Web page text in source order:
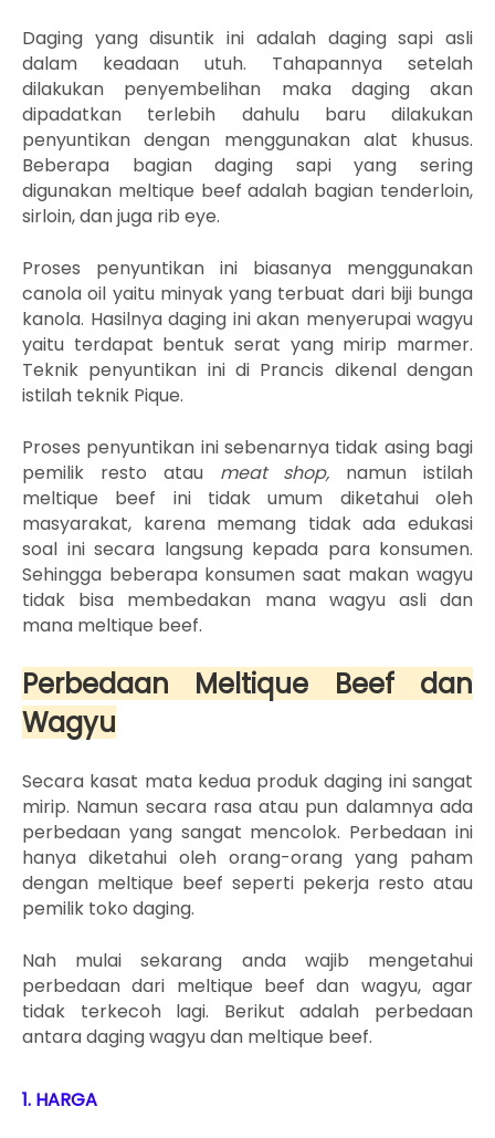
Daging yang disuntik ini adalah daging sapi asli
dalam keadaan utuh. Tahapannya setelah
dilakukan penyembelihan maka daging akan
dipadatkan terlebih dahulu baru dilakukan
penyuntikan dengan menggunakan alat khusus.
Beberapa bagian daging sapi yang sering
digunakan meltique beef adalah bagian tenderloin,
sirloin, dan juga rib eye.
Proses penyuntikan ini biasanya menggunakan
canola oil yaitu minyak yang terbuat dari biji bunga
kanola. Hasilnya daging ini akan menyerupai wagyu
yaitu terdapat bentuk serat yang mirip marmer.
Teknik penyuntikan ini di Prancis dikenal dengan
istilah teknik Pique.
Proses penyuntikan ini sebenarnya tidak asing bagi
pemilik resto atau meat shop, namun istilah
meltique beef ini tidak umum diketahui oleh
masyarakat, karena memang tidak ada edukasi
soal ini secara langsung kepada para konsumen.
Sehingga beberapa konsumen saat makan wagyu
tidak bisa membedakan mana wagyu asli dan
mana meltique beef.
Perbedaan Meltique Beef dan
Wagyu
Secara kasat mata kedua produk daging ini sangat
mirip. Namun secara rasa atau pun dalamnya ada
perbedaan yang sangat mencolok. Perbedaan ini
hanya diketahui oleh orang-orang yang paham
dengan meltique beef seperti pekerja resto atau
pemilik toko daging.
Nah mulai sekarang anda wajib mengetahui
perbedaan dari meltique beef dan wagyu, agar
tidak terkecoh lagi. Berikut adalah perbedaan
antara daging wagyu dan meltique beef.
1. HARGA